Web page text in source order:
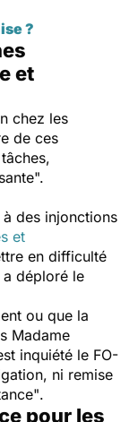
?
et
chez les
de ces
des injonctions
et
en difficulté
a déploré le
ou que la
Madame
inquiété le FO-
ni remise
.
pour les